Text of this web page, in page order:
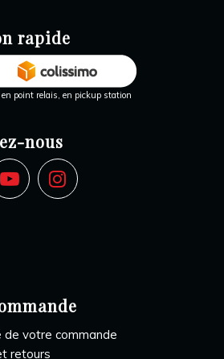
rapide
point relais, en pickup station
nous
de votre commande
retours